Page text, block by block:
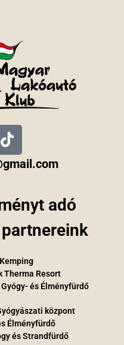
adó
Therma Resort
és Élményfürdő
központ
Élményfürdő
és Strandfürdő